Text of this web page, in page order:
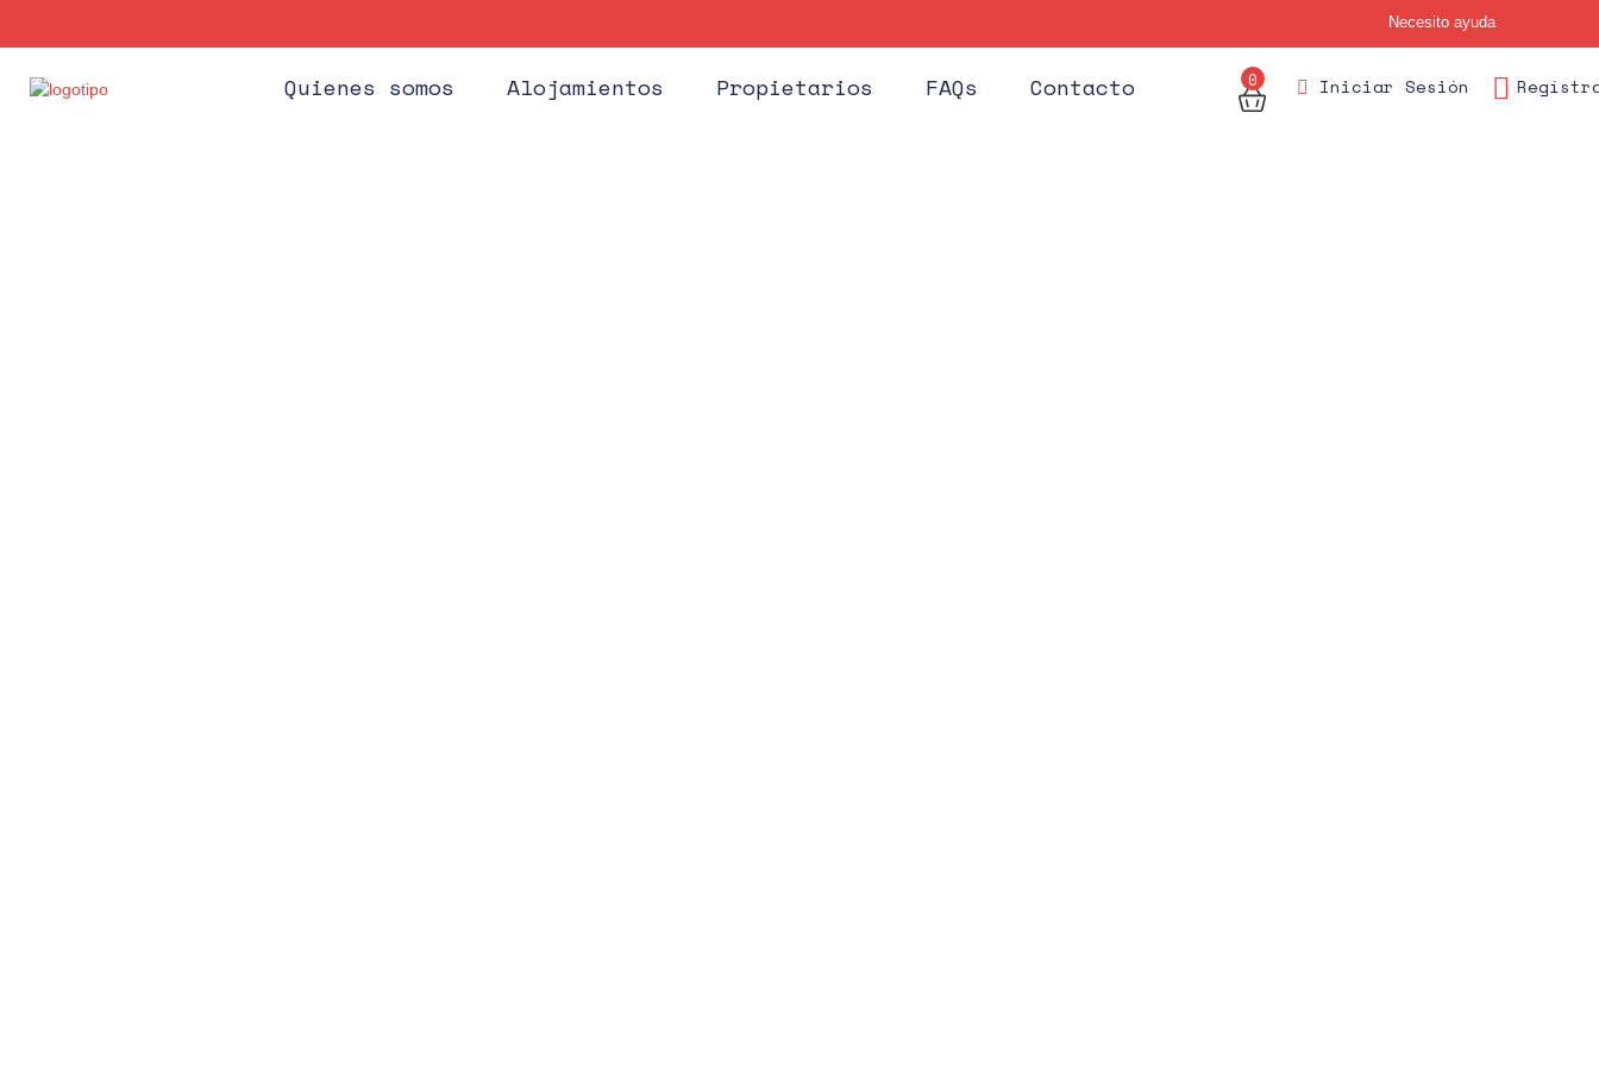
Necesito ayuda
0 Iniciar Sesión
Quienes somos Alojamientos Propietarios FAQs Contacto
Huéspedes